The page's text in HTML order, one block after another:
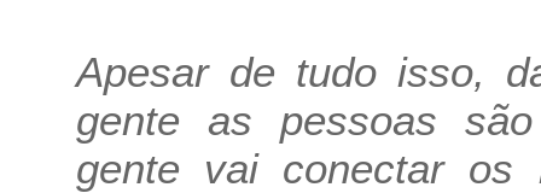
Apesar de tudo isso,
gente as pessoas
gente vai conectar os